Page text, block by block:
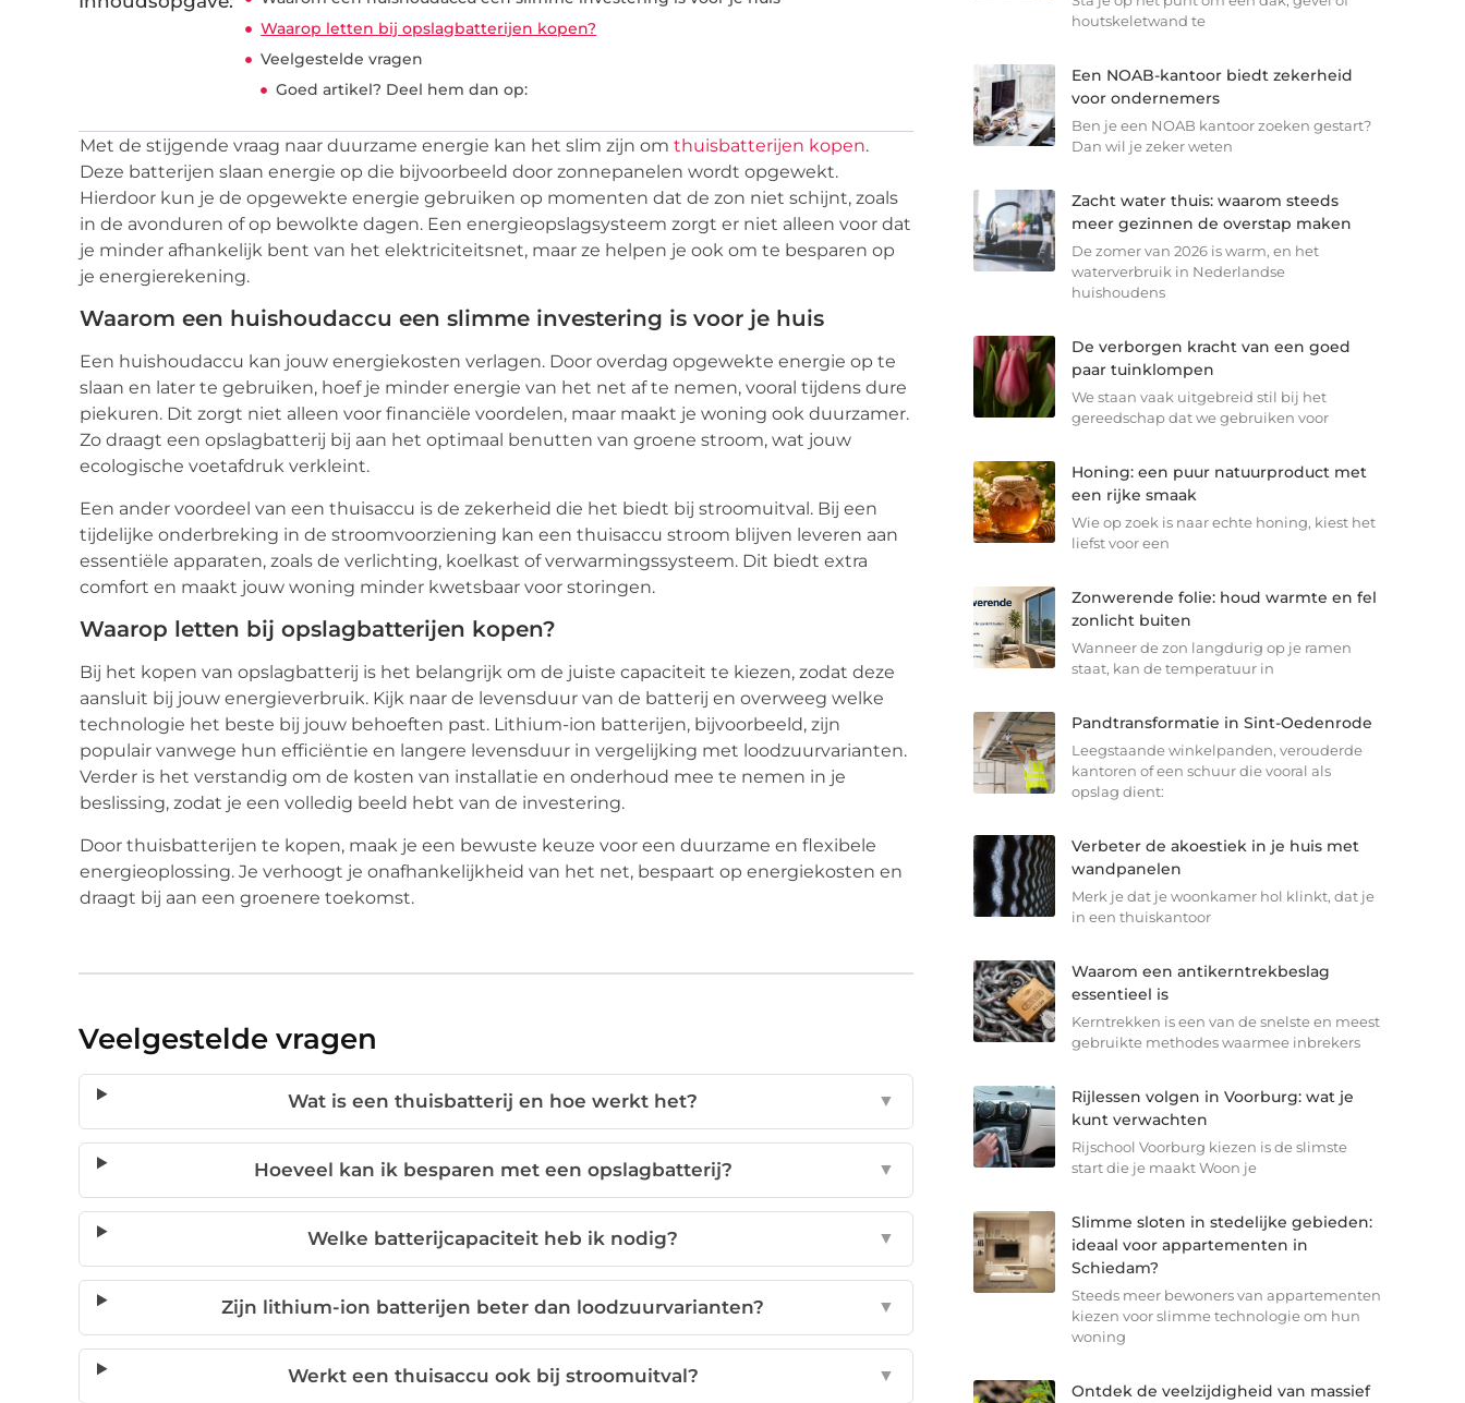
Waarop letten bij opslagbatterijen kopen?
Veelgestelde vragen
Goed artikel? Deel hem dan op:
Met de stijgende vraag naar duurzame energie kan het slim zijn om thuisbatterijen kopen.
Deze batterijen slaan energie op die bijvoorbeeld door zonnepanelen wordt opgewekt.
Hierdoor kun je de opgewekte energie gebruiken op momenten dat de zon niet schijnt, zoals
in de avonduren of op bewolkte dagen. Een energieopslagsysteem zorgt er niet alleen voor dat
je minder afhankelijk bent van het elektriciteitsnet, maar ze helpen je ook om te besparen op
je energierekening.
Waarom een huishoudaccu een slimme investering is voor je huis
Een huishoudaccu kan jouw energiekosten verlagen. Door overdag opgewekte energie op te
slaan en later te gebruiken, hoef je minder energie van het net af te nemen, vooral tijdens dure
piekuren. Dit zorgt niet alleen voor financiële voordelen, maar maakt je woning ook duurzamer.
Zo draagt een opslagbatterij bij aan het optimaal benutten van groene stroom, wat jouw
ecologische voetafdruk verkleint.
Een ander voordeel van een thuisaccu is de zekerheid die het biedt bij stroomuitval. Bij een
tijdelijke onderbreking in de stroomvoorziening kan een thuisaccu stroom blijven leveren aan
essentiële apparaten, zoals de verlichting, koelkast of verwarmingssysteem. Dit biedt extra
comfort en maakt jouw woning minder kwetsbaar voor storingen.
Waarop letten bij opslagbatterijen kopen?
Bij het kopen van opslagbatterij is het belangrijk om de juiste capaciteit te kiezen, zodat deze
aansluit bij jouw energieverbruik. Kijk naar de levensduur van de batterij en overweeg welke
technologie het beste bij jouw behoeften past. Lithium-ion batterijen, bijvoorbeeld, zijn
populair vanwege hun efficiëntie en langere levensduur in vergelijking met loodzuurvarianten.
Verder is het verstandig om de kosten van installatie en onderhoud mee te nemen in je
beslissing, zodat je een volledig beeld hebt van de investering.
Door thuisbatterijen te kopen, maak je een bewuste keuze voor een duurzame en flexibele
energieoplossing. Je verhoogt je onafhankelijkheid van het net, bespaart op energiekosten en
draagt bij aan een groenere toekomst.
Veelgestelde vragen
Wat is een thuisbatterij en hoe werkt het? ▼
Hoeveel kan ik besparen met een opslagbatterij? ▼
Welke batterijcapaciteit heb ik nodig? ▼
Zijn lithium-ion batterijen beter dan loodzuurvarianten? ▼
Werkt een thuisaccu ook bij stroomuitval? ▼
houtskeletwand te
Een NOAB-kantoor biedt zekerheid
voor ondernemers
Ben je een NOAB kantoor zoeken gestart?
Dan wil je zeker weten
Zacht water thuis: waarom steeds
meer gezinnen de overstap maken
De zomer van 2026 is warm, en het
waterverbruik in Nederlandse
huishoudens
De verborgen kracht van een goed
paar tuinklompen
We staan vaak uitgebreid stil bij het
gereedschap dat we gebruiken voor
Honing: een puur natuurproduct met
een rijke smaak
Wie op zoek is naar echte honing, kiest het
liefst voor een
Zonwerende folie: houd warmte en fel
zonlicht buiten
Wanneer de zon langdurig op je ramen
staat, kan de temperatuur in
Pandtransformatie in Sint-Oedenrode
Leegstaande winkelpanden, verouderde
kantoren of een schuur die vooral als
opslag dient:
Verbeter de akoestiek in je huis met
wandpanelen
Merk je dat je woonkamer hol klinkt, dat je
in een thuiskantoor
Waarom een antikerntrekbeslag
essentieel is
Kerntrekken is een van de snelste en meest
gebruikte methodes waarmee inbrekers
Rijlessen volgen in Voorburg: wat je
kunt verwachten
Rijschool Voorburg kiezen is de slimste
start die je maakt Woon je
Slimme sloten in stedelijke gebieden:
ideaal voor appartementen in
Schiedam?
Steeds meer bewoners van appartementen
kiezen voor slimme technologie om hun
woning
Ontdek de veelzijdigheid van massief